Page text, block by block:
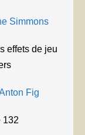
Simmons
effets de jeu
Fig
132